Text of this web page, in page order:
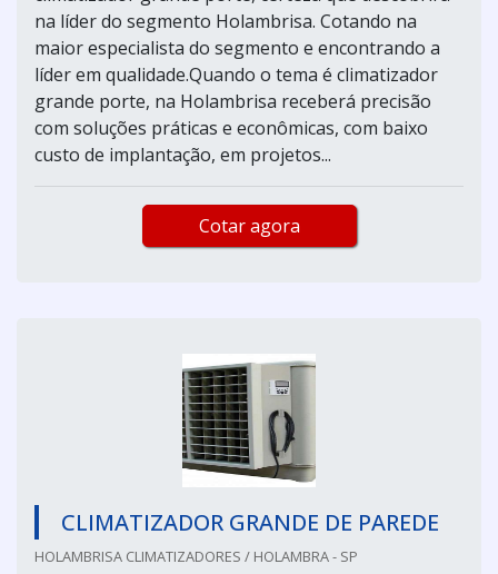
na líder do segmento Holambrisa. Cotando na
maior especialista do segmento e encontrando a
líder em qualidade.Quando o tema é climatizador
grande porte, na Holambrisa receberá precisão
com soluções práticas e econômicas, com baixo
custo de implantação, em projetos...
Cotar agora
CLIMATIZADOR GRANDE DE PAREDE
HOLAMBRISA CLIMATIZADORES / HOLAMBRA - SP